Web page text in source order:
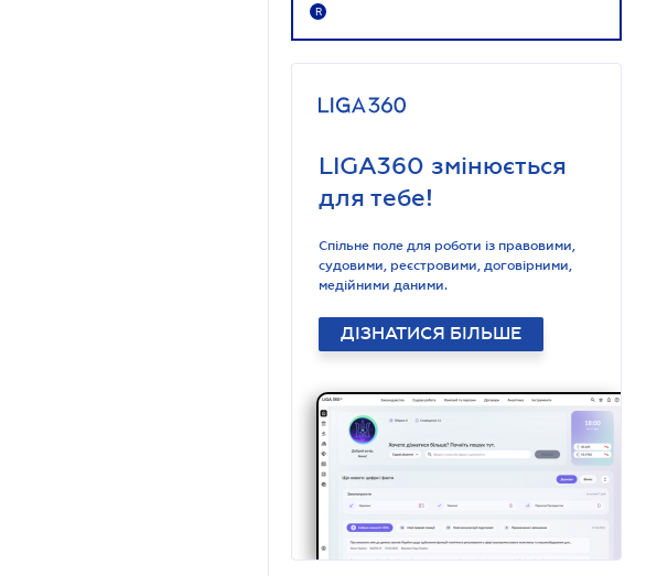
R
LIGA360 змінюється
для тебе!
Спільне поле для роботи із правовими,
судовими, реєстровими, договірними,
медійними даними.
ДІЗНАТИСЯ БІЛЬШЕ